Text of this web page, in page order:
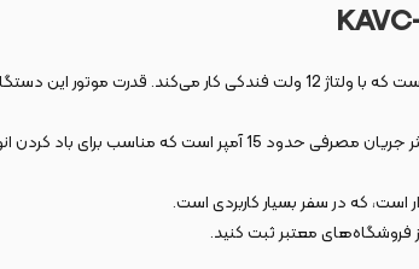
طول سیم اتصال این محصول به سوکت 3 متر و زمان استفاده به صورت ممتد
فروشگاه‌های معتبر ثبت کنید.